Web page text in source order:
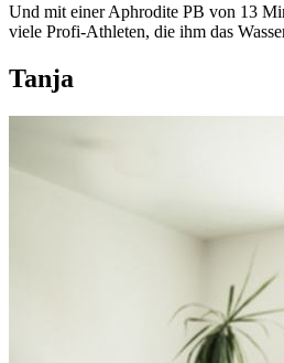
Und mit einer Aphrodite PB von 13
viele Profi-Athleten, die ihm das
Tanja